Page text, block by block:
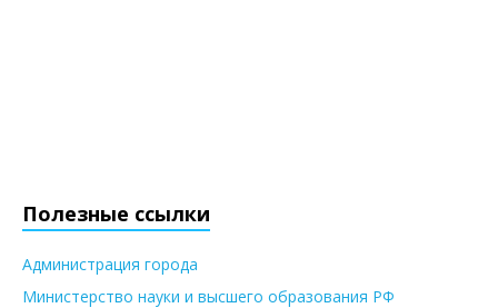
Полезные ссылки
Администрация города
Министерство науки и высшего образования РФ